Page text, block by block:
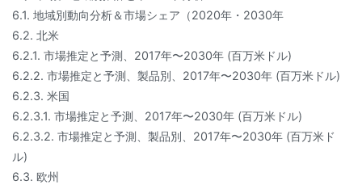
6.1. 地域別動向分析＆市場シェア（2020年・2030年
6.2. 北米
6.2.1. 市場推定と予測、2017年〜2030年 (百万米ドル)
6.2.2. 市場推定と予測、製品別、2017年〜2030年 (百万米ドル)
6.2.3. 米国
6.2.3.1. 市場推定と予測、2017年〜2030年 (百万米ドル)
6.2.3.2. 市場推定と予測、製品別、2017年〜2030年 (百万米ド
ル)
6.3. 欧州